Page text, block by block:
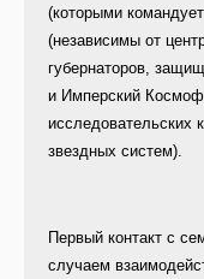
(которыми
(независимы от
губернаторов,
и Имперский
исследовательских
звездных систем).
Первый контакт с
случаем